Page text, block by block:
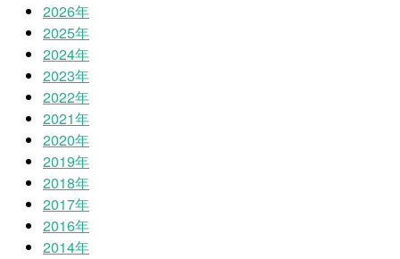
2026年
2025年
2024年
2023年
2022年
2021年
2020年
2019年
2018年
2017年
2016年
2014年